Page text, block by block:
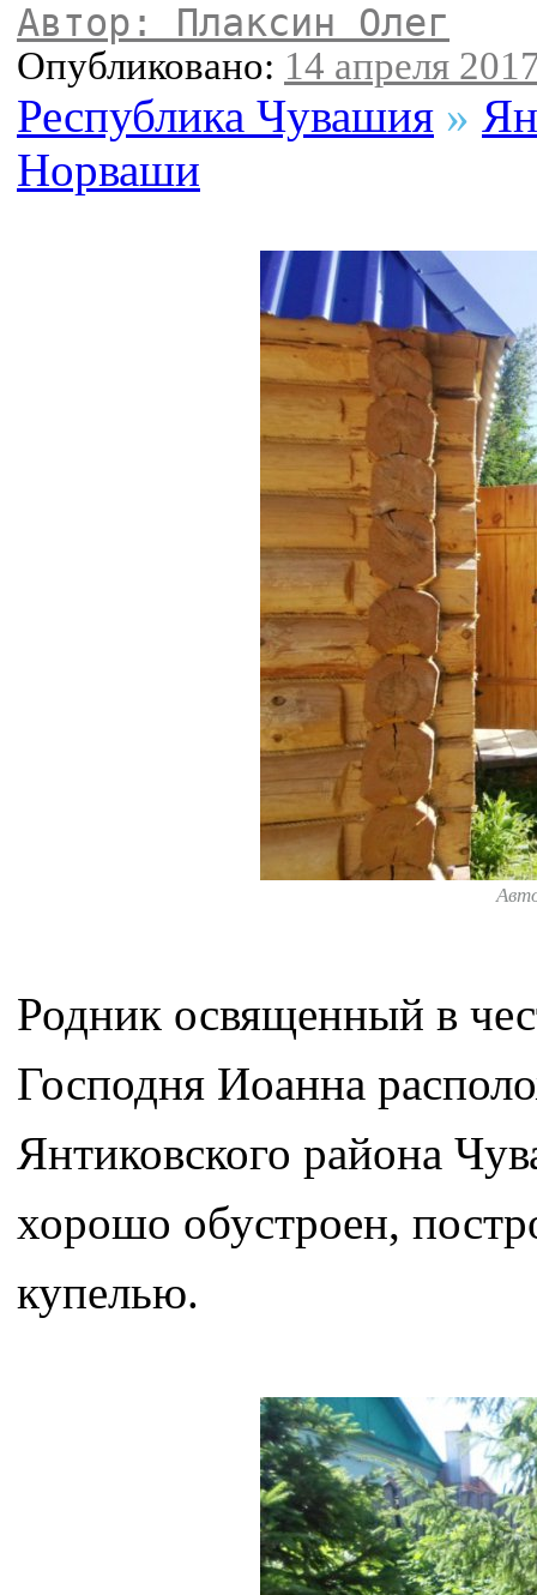
Автор: Плаксин Олег
Опубликовано: 14 апреля
Республика Чувашия »
Норваши
Родник освященный в
Господня Иоанна
Янтиковского района
хорошо обустроен,
купелью.